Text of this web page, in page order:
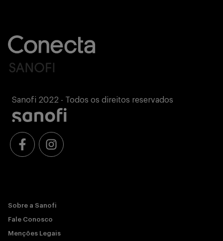
Sanofi 2022 - Todos os direitos reservados
Sobre a Sanofi
Fale Conosco
Menções Legais